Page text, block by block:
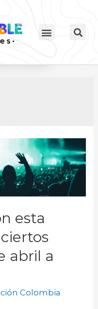
esta
abril a
Colombia